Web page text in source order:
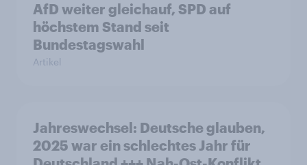
AfD weiter gleichauf, SPD auf
höchstem Stand seit
Bundestagswahl
Artikel
Jahreswechsel: Deutsche glauben,
2025 war ein schlechtes Jahr für